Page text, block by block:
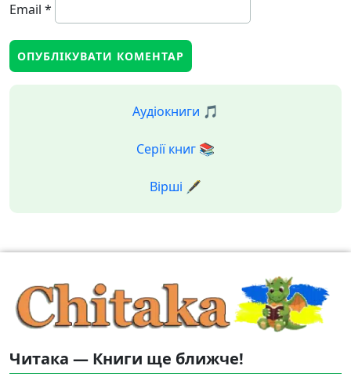
Email *
Аудіокниги 🎵
Серії книг 📚
Вірші 🖋️
Читака — Книги ще ближче!